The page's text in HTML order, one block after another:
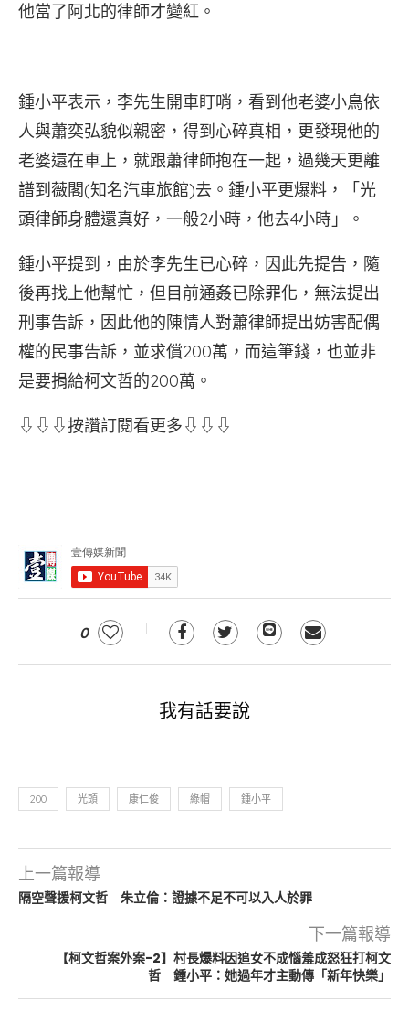
他當了阿北的律師才變紅。
鍾小平表示，李先生開車盯哨，看到他老婆小鳥依
人與蕭奕弘貌似親密，得到心碎真相，更發現他的
老婆還在車上，就跟蕭律師抱在一起，過幾天更離
譜到薇閣(知名汽車旅館)去。鍾小平更爆料，「光
頭律師身體還真好，一般2小時，他去4小時」。
鍾小平提到，由於李先生已心碎，因此先提告，隨
後再找上他幫忙，但目前通姦已除罪化，無法提出
刑事告訴，因此他的陳情人對蕭律師提出妨害配偶
權的民事告訴，並求償200萬，而這筆錢，也並非
是要捐給柯文哲的200萬。
⇩⇩⇩按讚訂閱看更多⇩⇩⇩
0
我有話要說
200 光頭 康仁俊 綠帽 鍾小平
上一篇報導
隔空聲援柯文哲 朱立倫：證據不足不可以入人於罪
下一篇報導
【柯文哲案外案-2】村長爆料因追女不成惱羞成怒狂打柯文
哲 鍾小平：她過年才主動傳「新年快樂」